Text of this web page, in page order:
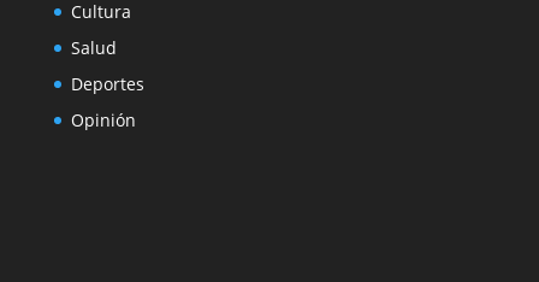
Cultura
Salud
Deportes
Opinión